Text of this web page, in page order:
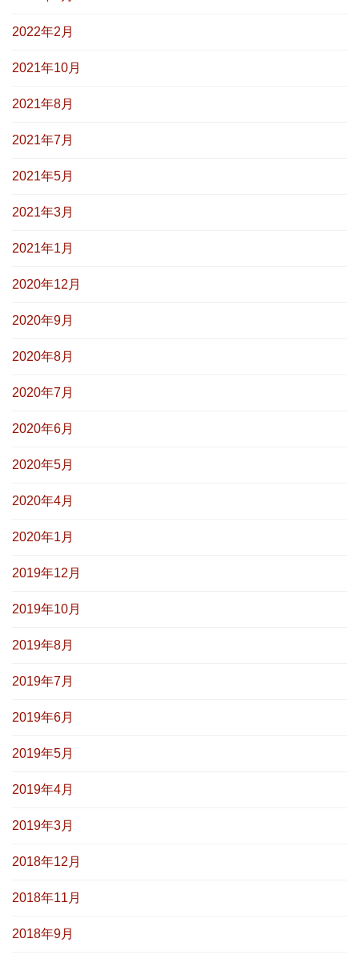
2022年2月
2021年10月
2021年8月
2021年7月
2021年5月
2021年3月
2021年1月
2020年12月
2020年9月
2020年8月
2020年7月
2020年6月
2020年5月
2020年4月
2020年1月
2019年12月
2019年10月
2019年8月
2019年7月
2019年6月
2019年5月
2019年4月
2019年3月
2018年12月
2018年11月
2018年9月